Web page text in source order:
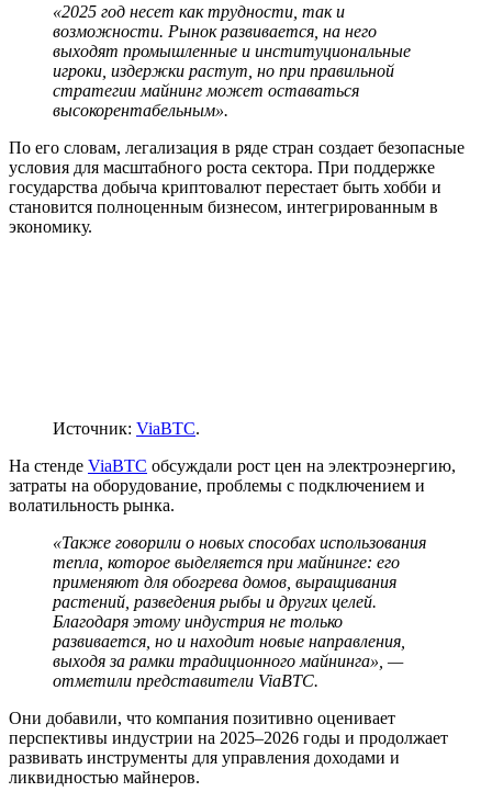
«2025 год несет как трудности, так и
возможности. Рынок развивается, на него
выходят промышленные и институциональные
игроки, издержки растут, но при правильной
стратегии майнинг может оставаться
высокорентабельным».
По его словам, легализация в ряде стран создает безопасные
условия для масштабного роста сектора. При поддержке
государства добыча криптовалют перестает быть хобби и
становится полноценным бизнесом, интегрированным в
экономику.
Источник: ViaBTC.
На стенде ViaBTC обсуждали рост цен на электроэнергию,
затраты на оборудование, проблемы с подключением и
волатильность рынка.
«Также говорили о новых способах использования
тепла, которое выделяется при майнинге: его
применяют для обогрева домов, выращивания
растений, разведения рыбы и других целей.
Благодаря этому индустрия не только
развивается, но и находит новые направления,
выходя за рамки традиционного майнинга», —
отметили представители ViaBTC.
Они добавили, что компания позитивно оценивает
перспективы индустрии на 2025–2026 годы и продолжает
развивать инструменты для управления доходами и
ликвидностью майнеров.